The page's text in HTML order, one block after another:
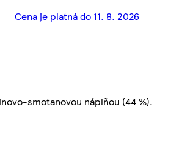
Cena je platná do 11. 8. 2026
smotanovou náplňou (44 %).